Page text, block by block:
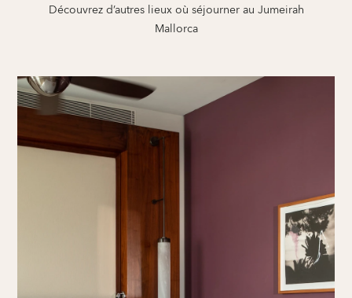
Découvrez d’autres lieux où séjourner au Jumeirah
Mallorca